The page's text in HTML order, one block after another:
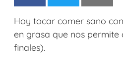
Hoy tocar comer sano
en grasa que nos
finales).